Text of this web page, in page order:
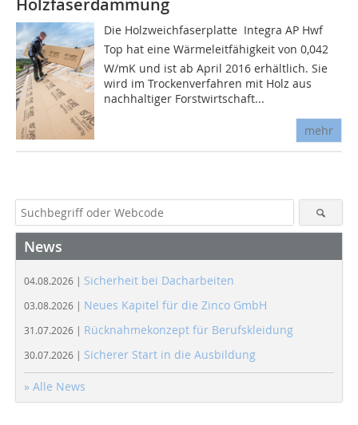
Holzfaserdämmung
Die Holzweichfaserplatte Integra AP Hwf
Top hat eine Wärmeleitfähigkeit von 0,042
W/mK und ist ab April 2016 erhältlich. Sie
wird im Trockenverfahren mit Holz aus
nachhaltiger Forstwirtschaft...
mehr
News
04.08.2026 | Sicherheit bei Dacharbeiten
03.08.2026 | Neues Kapitel für die Zinco GmbH
31.07.2026 | Rücknahmekonzept für Berufskleidung
30.07.2026 | Sicherer Start in die Ausbildung
» Alle News